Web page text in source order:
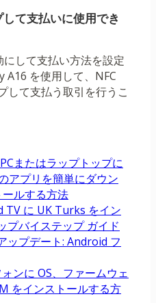
て支払いに使用でき
にして支払い方法を設定
A16 を使用して、NFC
して支払う取引を行うこ
またはラップトップに
アプリを簡単にダウン
ルする方法
TV に UK Turks をイン
プバイステップ ガイド
プデート: Android フ
ンに OS、ファームウェ
をインストールする方